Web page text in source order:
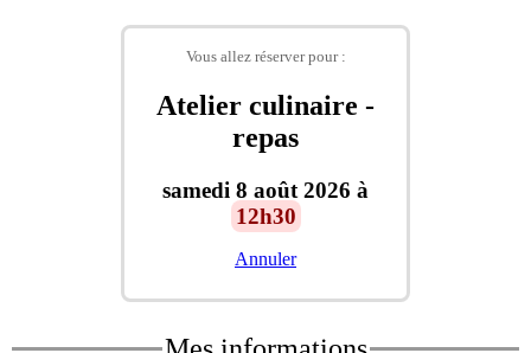
Vous allez réserver pour :
Atelier culinaire -
repas
samedi 8 août 2026 à
12h30
Annuler